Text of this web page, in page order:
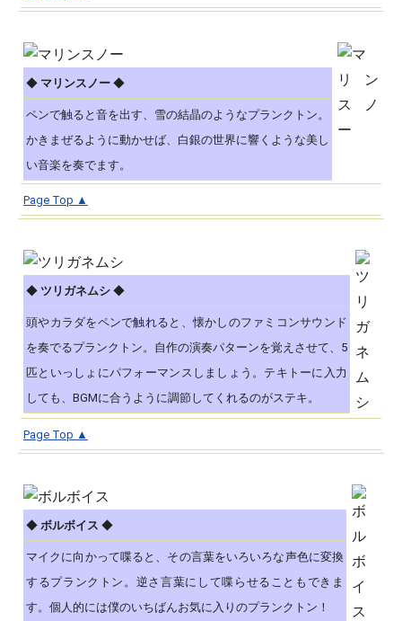
◆ マリンスノー ◆
ペンで触ると音を出す、雪の結晶のようなプランクトン。
かきまぜるように動かせば、白銀の世界に響くような美し
い音楽を奏でます。
Page Top ▲
◆ ツリガネムシ ◆
頭やカラダをペンで触れると、懐かしのファミコンサウンド
を奏でるプランクトン。自作の演奏パターンを覚えさせて、5
匹といっしょにパフォーマンスしましょう。テキトーに入力
しても、BGMに合うように調節してくれるのがステキ。
Page Top ▲
◆ ボルボイス ◆
マイクに向かって喋ると、その言葉をいろいろな声色に変換
するプランクトン。逆さ言葉にして喋らせることもできま
す。個人的には僕のいちばんお気に入りのプランクトン！